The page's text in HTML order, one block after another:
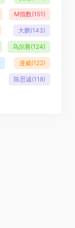
M指数(151)
大鹏(143)
乌尔善(124)
漫威(122)
陈思诚(118)